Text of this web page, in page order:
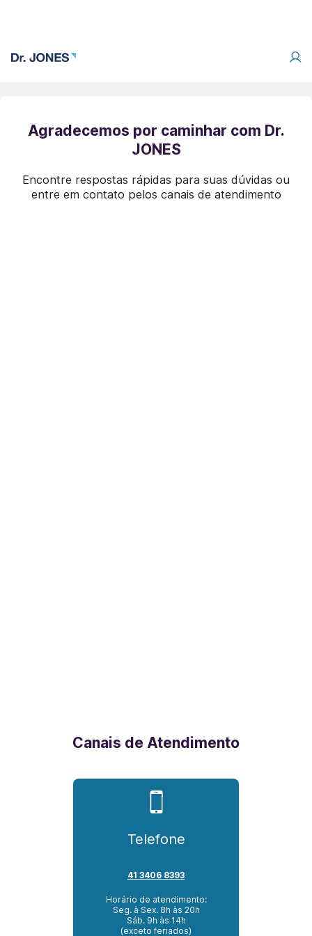
Agradecemos por caminhar com Dr.
JONES
Encontre respostas rápidas para suas dúvidas ou
entre em contato pelos canais de atendimento
Canais de Atendimento
Telefone
41 3406 8393
Horário de atendimento:
Seg. à Sex. 8h às 20h
Sáb. 9h às 14h
(exceto feriados)